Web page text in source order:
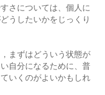
さについては、個人に
うしたいかをじっくり
まずはどういう状態が
自分になるために、普
いくのがよいかもしれ